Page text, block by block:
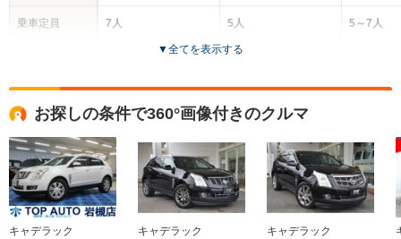
乗車定員
サイズ
(全長x全幅x全高)
7人
1.79m
全幅
1.85m～1.88m
5人
5ドア
全高
1.7m
全幅
1.92m
全長
5～7人
▼全てを表示する
お探しの条件で360°画像付きのクルマ
キャデラック キャデラック キャデラック